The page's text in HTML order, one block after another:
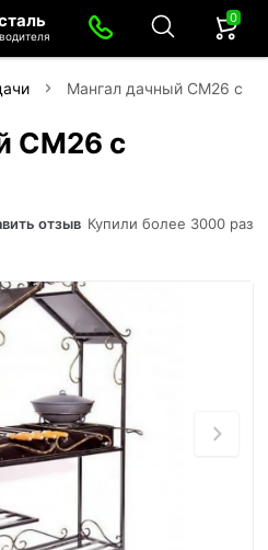
0
Мангал дачный СМ26 с
СМ26 с
отзыв Купили более 3000 раз